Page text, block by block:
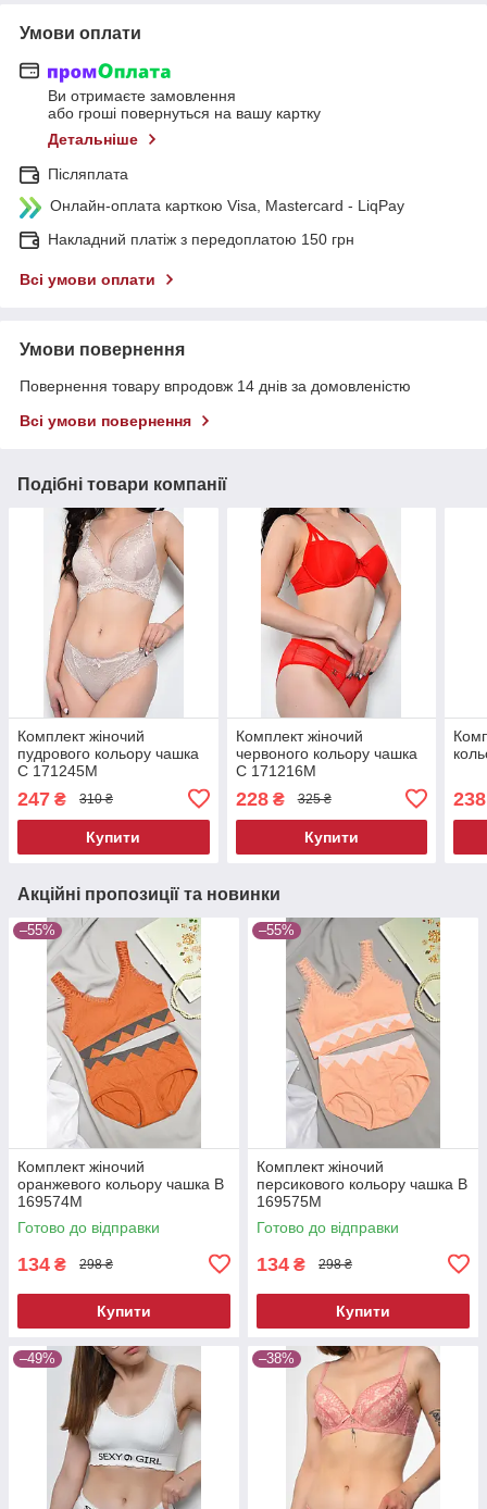
Умови оплати
Ви отримаєте замовлення
або гроші повернуться на вашу картку
Детальніше
Післяплата
Онлайн-оплата карткою Visa, Mastercard - LiqPay
Накладний платіж з передоплатою 150 грн
Всі умови оплати
Умови повернення
Повернення товару впродовж 14 днів за домовленістю
Всі умови повернення
Подібні товари компанії
Комплект жіночий
пудрового кольору чашка
С 171245M
247 ₴ 310 ₴
Купити
Комплект жіночий
червоного кольору чашка
С 171216M
228₴ 325 ₴
Купити
238
Акційні пропозиції та новинки
–55%
Комплект жіночий
оранжевого кольору чашка В
169574M
Готово до відправки
134 ₴ 298 ₴
Купити
–55%
Комплект жіночий
персикового кольору чашка В
169575M
Готово до відправки
134 ₴ 298 ₴
Купити
–49% –38%